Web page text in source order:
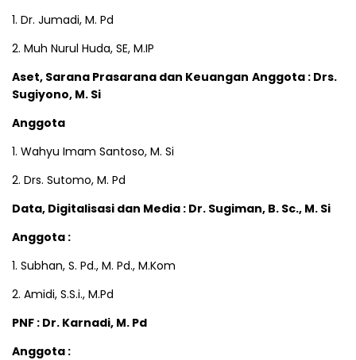
1. Dr. Jumadi, M. Pd
2. Muh Nurul Huda, SE, M.IP
Aset, Sarana Prasarana dan Keuangan Anggota : Drs.
Sugiyono, M. Si
Anggota
1. Wahyu Imam Santoso, M. Si
2. Drs. Sutomo, M. Pd
Data, Digitalisasi dan Media : Dr. Sugiman, B. Sc., M. Si
Anggota :
1. Subhan, S. Pd., M. Pd., M.Kom
2. Amidi, S.S.i., M.Pd
PNF : Dr. Karnadi, M. Pd
Anggota :